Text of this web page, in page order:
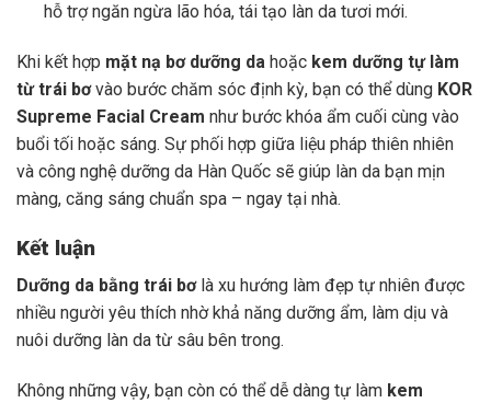
hỗ trợ ngăn ngừa lão hóa, tái tạo làn da tươi mới.
Khi kết hợp mặt nạ bơ dưỡng da hoặc kem dưỡng tự làm
từ trái bơvào bước chăm sóc định kỳ, bạn có thể dùng KOR
Supreme Facial Cream như bước khóa ẩm cuối cùng vào
buổi tối hoặc sáng. Sự phối hợp giữa liệu pháp thiên nhiên
và công nghệ dưỡng da Hàn Quốc sẽ giúp làn da bạn mịn
màng, căng sáng chuẩn spa – ngay tại nhà.
Kết luận
Dưỡng da bằng trái bơlà xu hướng làm đẹp tự nhiên được
nhiều người yêu thích nhờ khả năng dưỡng ẩm, làm dịu và
nuôi dưỡng làn da từ sâu bên trong.
Không những vậy, bạn còn có thể dễ dàng tự làm kem